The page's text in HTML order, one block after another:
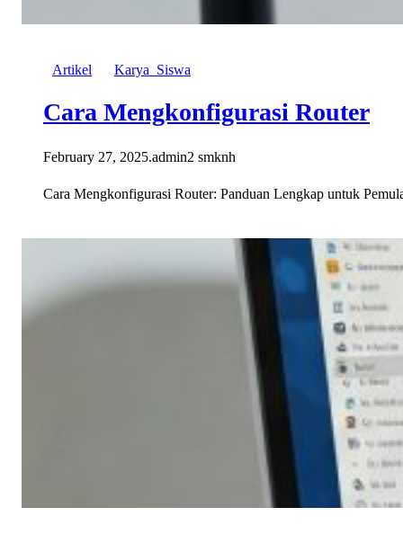
Artikel Karya_Siswa
Cara Mengkonfigurasi Router
February 27, 2025.admin2 smknh
Cara Mengkonfigurasi Router: Panduan Lengkap untuk